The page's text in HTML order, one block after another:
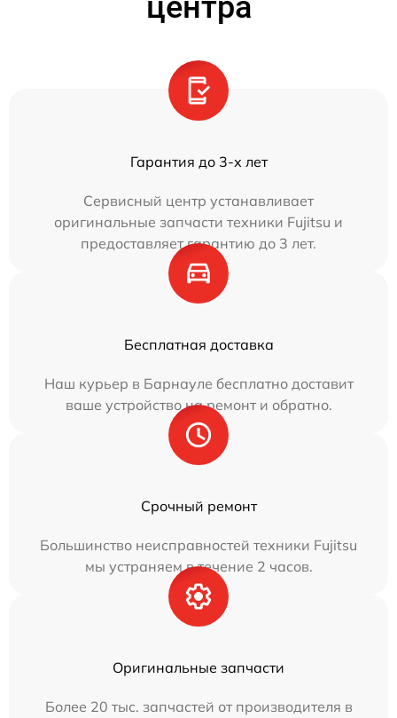
Гарантия до 3-х лет
Сервисный центр устанавливает
оригинальные запчасти техники Fujitsu и
предоставляет гарантию до 3 лет.
Бесплатная доставка
Наш курьер в Барнауле бесплатно доставит
ваше устройство на ремонт и обратно.
Срочный ремонт
Большинство неисправностей техники Fujitsu
мы устраняем в течение 2 часов.
Оригинальные запчасти
Более 20 тыс. запчастей от производителя в